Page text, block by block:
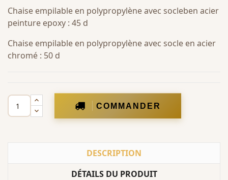
Chaise empilable en polypropylène avec socleben acier
peinture epoxy : 45 d
Chaise empilable en polypropylène avec socle en acier
chromé : 50 d
COMMANDER
DESCRIPTION
DÉTAILS DU PRODUIT